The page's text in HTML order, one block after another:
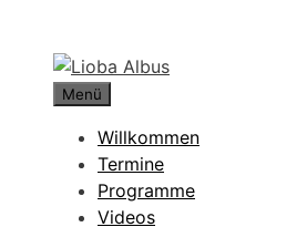
springen
Menü
Willkommen
Termine
Programme
Videos